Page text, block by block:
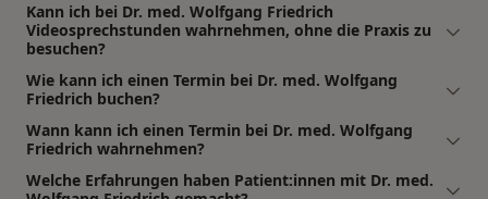
Kann ich bei Dr. med. Wolfgang Friedrich
Videosprechstunden wahrnehmen, ohne die Praxis zu
besuchen?
Wie kann ich einen Termin bei Dr. med. Wolfgang
Friedrich buchen?
Wann kann ich einen Termin bei Dr. med. Wolfgang
Friedrich wahrnehmen?
Welche Erfahrungen haben Patient:innen mit Dr. med.